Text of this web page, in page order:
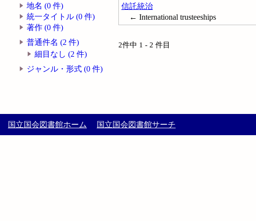
地名 (0 件)
統一タイトル (0 件)
著作 (0 件)
普通件名 (2 件)
細目なし (2 件)
ジャンル・形式 (0 件)
信託統治
← International trusteeships
2件中 1 - 2 件目
国立国会図書館ホーム 国立国会図書館サーチ